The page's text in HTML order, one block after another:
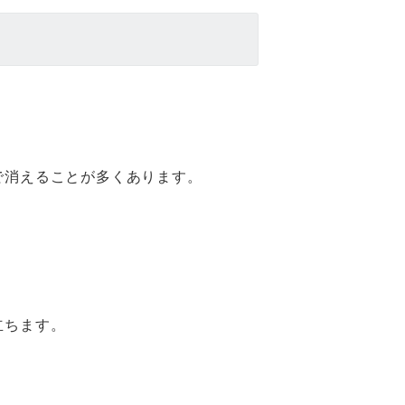
えることが多くあります。
ます。